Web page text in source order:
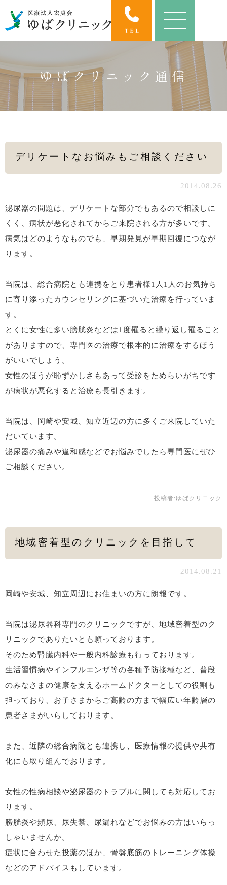
ゆばクリニック通信
デリケートなお悩みもご相談ください
2014.08.26
泌尿器の問題は、デリケートな部分でもあるので相談しに
くく、病状が悪化されてからご来院される方が多いです。
病気はどのようなものでも、早期発見が早期回復につなが
ります。
当院は、総合病院とも連携をとり患者様1人1人のお気持ち
に寄り添ったカウンセリングに基づいた治療を行っていま
す。
とくに女性に多い膀胱炎などは1度罹ると繰り返し罹ること
がありますので、専門医の治療で根本的に治療をするほう
がいいでしょう。
女性のほうが恥ずかしさもあって受診をためらいがちです
が病状が悪化すると治療も長引きます。
当院は、岡崎や安城、知立近辺の方に多くご来院していた
だいています。
泌尿器の痛みや違和感などでお悩みでしたら専門医にぜひ
ご相談ください。
投稿者: ゆばクリニック
地域密着型のクリニックを目指して
2014.08.21
岡崎や安城、知立周辺にお住まいの方に朗報です。
当院は泌尿器科専門のクリニックですが、地域密着型のク
リニックでありたいとも願っております。
そのため腎臓内科や一般内科診療も行っております。
生活習慣病やインフルエンザ等の各種予防接種など、普段
のみなさまの健康を支えるホームドクターとしての役割も
担っており、お子さまからご高齢の方まで幅広い年齢層の
患者さまがいらしております。
また、近隣の総合病院とも連携し、医療情報の提供や共有
化にも取り組んでおります。
女性の性病相談や泌尿器のトラブルに関しても対応してお
ります。
膀胱炎や頻尿、尿失禁、尿漏れなどでお悩みの方はいらっ
しゃいませんか。
症状に合わせた投薬のほか、骨盤底筋のトレーニング体操
などのアドバイスもしています。